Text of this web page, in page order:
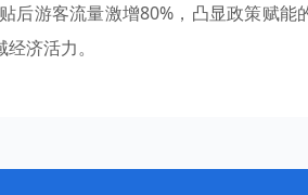
后游客流量激增80%，凸显政策赋能
济活力。